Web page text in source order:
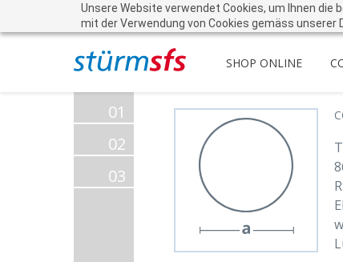
Unsere Website verwendet Cookies, um Ihnen die
mit der Verwendung von Cookies gemäss
SHOP ONLINE
01
02
03